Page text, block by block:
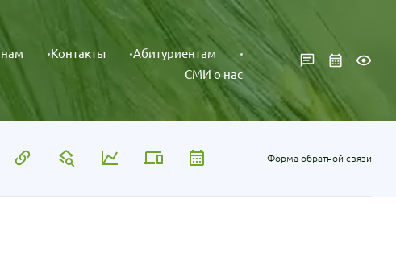
Контакты
Абитуриентам
СМИ о нас
Форма обратной связи